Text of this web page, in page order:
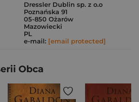
Dressler Dublin sp. z o.o
Poznańska 91
05-850 Ożarów
Mazowiecki
PL
e-mail: [email protected]
Obca